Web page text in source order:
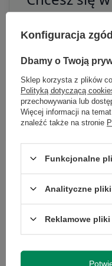
masz
Konfiguracja zgód
Dbamy o Twoją
Sklep korzysta z plików
Polityką dotyczącą
przechowywania lub
Więcej informacji na
znaleźć także na stronie
Funkcjonalne
Analityczne
Reklamowe